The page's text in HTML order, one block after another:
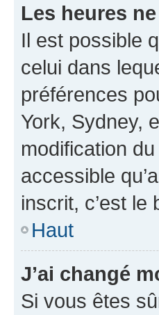
Les heures
Il est possible
celui dans
préférences
York, Sydney,
modification
accessible
inscrit, c’est le
Haut
J’ai changé
Si vous êtes